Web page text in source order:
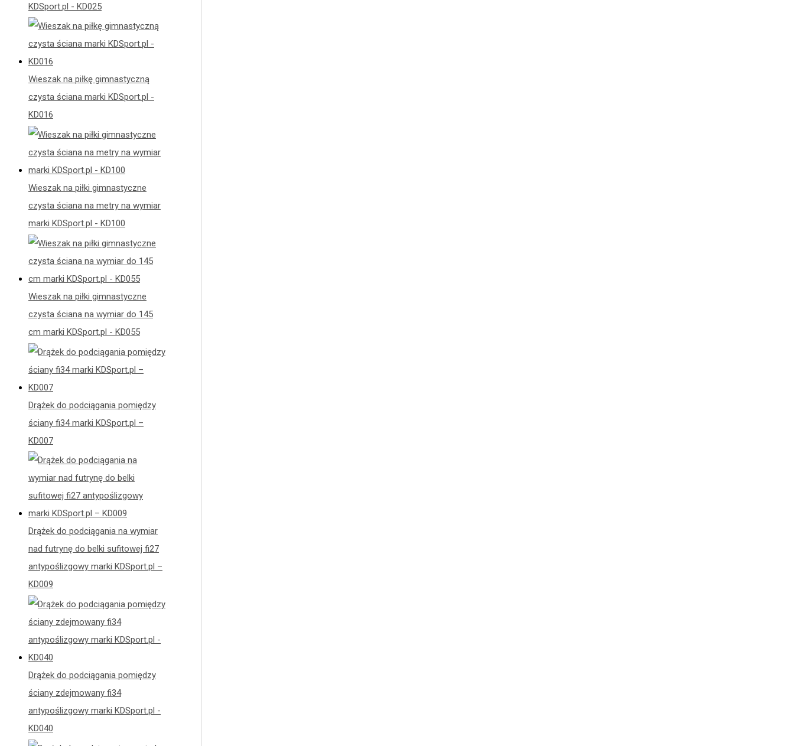
KDSport.pl - KD025
Wieszak na piłkę gimnastyczną
czysta ściana marki KDSport.pl -
KD016
Wieszak na piłki gimnastyczne
czysta ściana na metry na wymiar
marki KDSport.pl - KD100
Wieszak na piłki gimnastyczne
czysta ściana na wymiar do 145
cm marki KDSport.pl - KD055
Drążek do podciągania pomiędzy
ściany fi34 marki KDSport.pl –
KD007
Drążek do podciągania na wymiar
nad futrynę do belki sufitowej fi27
antypoślizgowy marki KDSport.pl –
KD009
Drążek do podciągania pomiędzy
ściany zdejmowany fi34
antypoślizgowy marki KDSport.pl -
KD040